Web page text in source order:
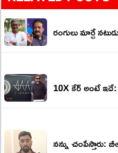
రంగులు మార్చే
10X కేర్ అంటే
న‌న్ను చంపేస్తారు: